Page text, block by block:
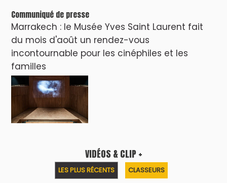
Communiqué de presse
Marrakech : le Musée Yves Saint Laurent fait
du mois d'août un rendez-vous
incontournable pour les cinéphiles et les
familles
VIDÉOS & CLIP +
LES PLUS RÉCENTS CLASSEURS